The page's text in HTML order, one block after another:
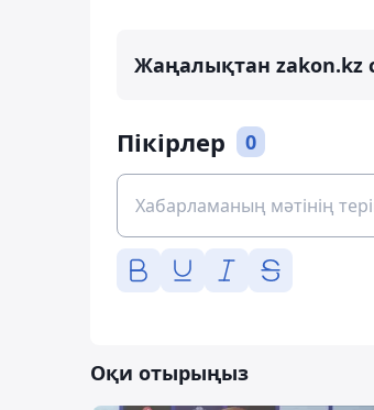
Жаңалықтан zakon.kz
Пікірлер 0
Оқи отырыңыз